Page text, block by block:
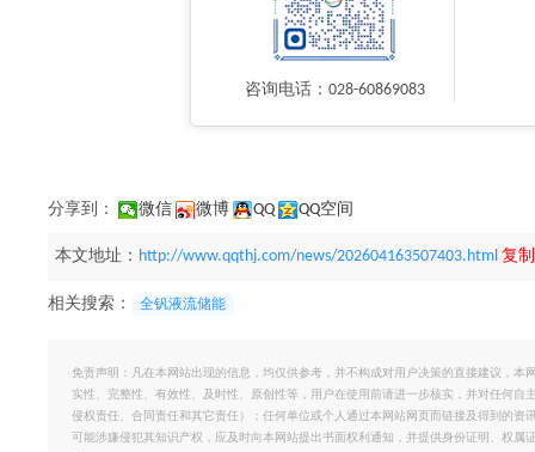
咨询电话：028-60869083
分享到： 微信 微博 QQ QQ空间
本文地址： http://www.qqthj.com/news/202604163507403.html 复
相关搜索： 全钒液流储能
免责声明：凡在本网站出现的信息，均仅供参考，并不构成对用户决策的直接建议，
实性、完整性、有效性、及时性、原创性等，用户在使用前请进一步核实，并对任何
侵权责任、合同责任和其它责任）；任何单位或个人通过本网站网页而链接及得到的
可能涉嫌侵犯其知识产权，应及时向本网站提出书面权利通知，并提供身份证明、权